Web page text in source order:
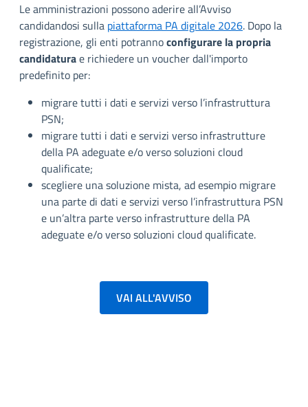
Le amministrazioni possono aderire all’Avviso
candidandosi sulla piattaforma PA digitale 2026. Dopo la
registrazione, gli enti potrannoconfigurare la propria
candidaturae richiedere un voucher dall'importo
predefinito per:
migrare tutti i dati e servizi verso l’infrastruttura
PSN;
migrare tutti i dati e servizi verso infrastrutture
della PA adeguate e/o verso soluzioni cloud
qualificate;
scegliere una soluzione mista, ad esempio migrare
una parte di dati e servizi verso l’infrastruttura PSN
e un’altra parte verso infrastrutture della PA
adeguate e/o verso soluzioni cloud qualificate.
VAI ALL'AVVISO